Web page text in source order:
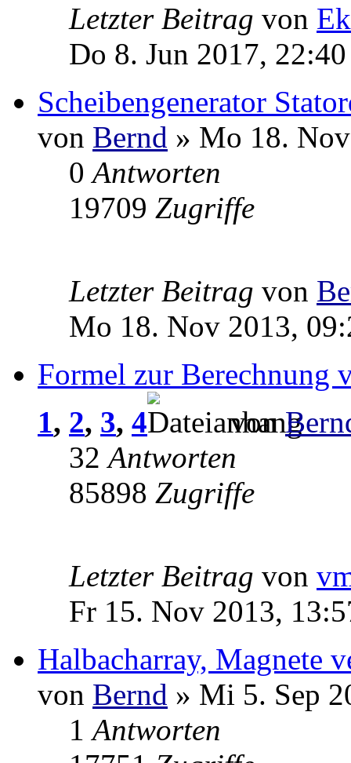
Letzter Beitrag von
Do 8. Jun 2017, 22:40
Scheibengenerator
von Bernd » Mo 18.
0Antworten
19709 Zugriffe
Letzter Beitrag von
Mo 18. Nov 2013,
Formel zur Berechnung
1, 2, 3, 4 von
32Antworten
85898 Zugriffe
Letzter Beitrag von
Fr 15. Nov 2013,
Halbacharray, Magnete
von Bernd » Mi 5. Sep
1Antworten